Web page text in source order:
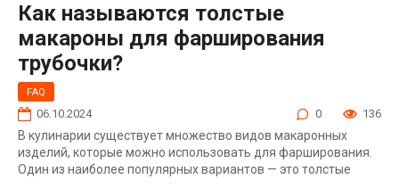
Как называются толстые
макароны для фарширования
трубочки?
FAQ
06.10.2024 0 136
В кулинарии существует множество видов макаронных
изделий, которые можно использовать для фарширования.
Один из наиболее популярных вариантов — это толстые